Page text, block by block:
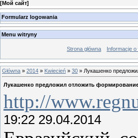
[Мой сайт]
Formularz logowania
Menu witryny
Strona główna Informacje
Główna » 2014 » Kwiecień » 30 » Лукашенко
Лукашенко предложил отложить формирование
http://
19:22 29.04.2014